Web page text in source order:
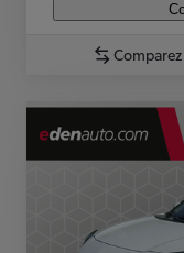
Comparez